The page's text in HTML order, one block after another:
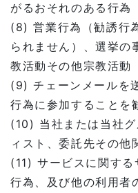
がるおそれのある行為
(8) 営業行為（勧誘行
られません）、選挙の
教活動その他宗教活動
(9) チェーンメールを
行為に参加することを
(10) 当社または当社
ィスト、委託先その他
(11) サービスに関する
行為、及び他の利用者